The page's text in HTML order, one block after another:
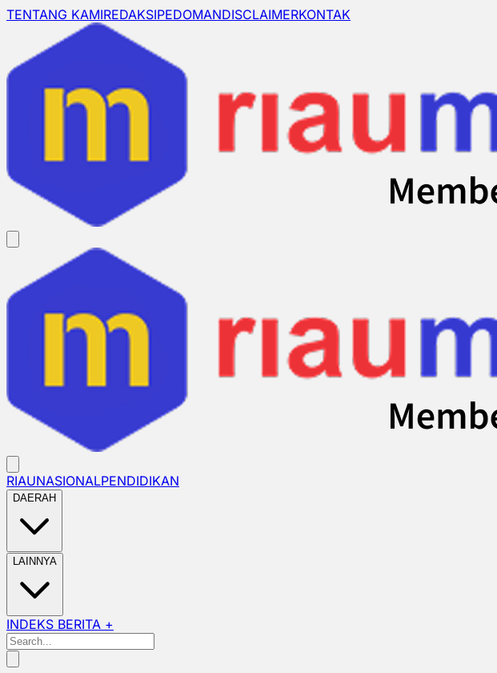
TENTANG KAMIREDAKSIPEDOMANDISCLAIMERKONTAK
RIAUNASIONALPENDIDIKAN
DAERAH
LAINNYA
INDEKS BERITA +